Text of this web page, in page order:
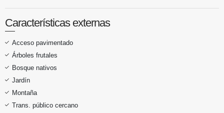
Características externas
Acceso pavimentado
Árboles frutales
Bosque nativos
Jardín
Montaña
Trans. público cercano